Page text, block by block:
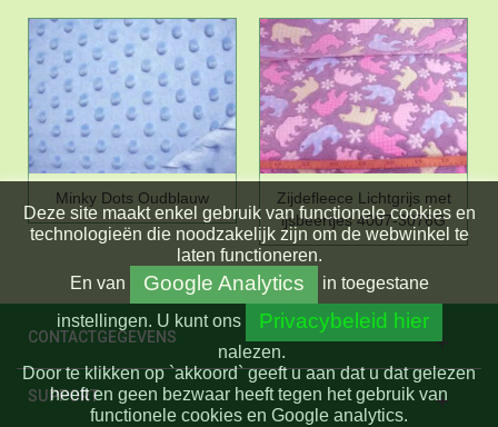
Minky Dots Oudblauw
Zijdefleece Lichtgrijs met
ijsbeertjes 4007-3076G
CONTACTGEGEVENS
SUPPORT
Deze site maakt enkel gebruik van functionele cookies en
technologieën die noodzakelijk zijn om de webwinkel te
laten functioneren.
En van Google Analytics
in toegestane
instellingen. U kunt ons Privacybeleid hier
nalezen.
Door te klikken op `akkoord` geeft u aan dat u dat gelezen
heeft en geen bezwaar heeft tegen het gebruik van
functionele cookies en Google analytics.